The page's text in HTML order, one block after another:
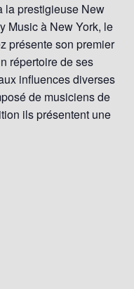
la prestigieuse New
Music à New York, le
présente son premier
répertoire de ses
influences diverses
de musiciens de
ils présentent une